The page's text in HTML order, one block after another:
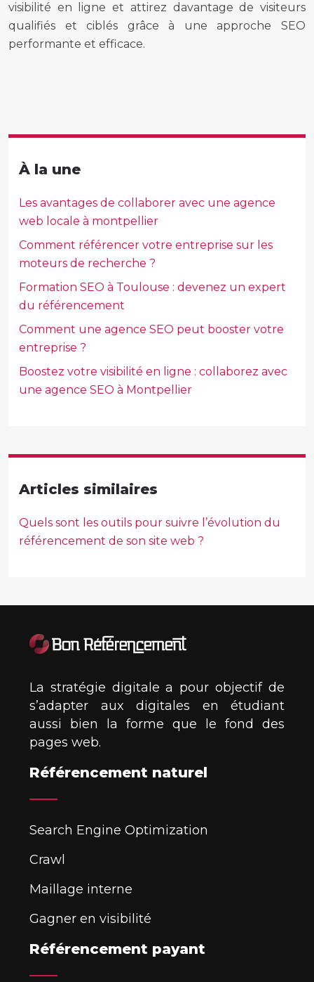
visibilité en ligne et attirez davantage de visiteurs
qualifiés et ciblés grâce à une approche SEO
performante et efficace.
À la une
Les avantages de collaborer avec une agence
web locale à montpellier
Comment référencer votre entreprise sur les
moteurs de recherche ?
Formation SEO à Toulouse : devenez un expert
du référencement
Comment une agence SEO peut booster votre
entreprise ?
Boostez votre visibilité en ligne : collaborez avec
une agence SEO à Montpellier
Articles similaires
Quels sont les outils pour suivre l’évolution du
référencement de son site web ?
La stratégie digitale a pour objectif de
s’adapter aux digitales en étudiant
aussi bien la forme que le fond des
pages web.
Référencement naturel
Search Engine Optimization
Crawl
Maillage interne
Gagner en visibilité
Référencement payant